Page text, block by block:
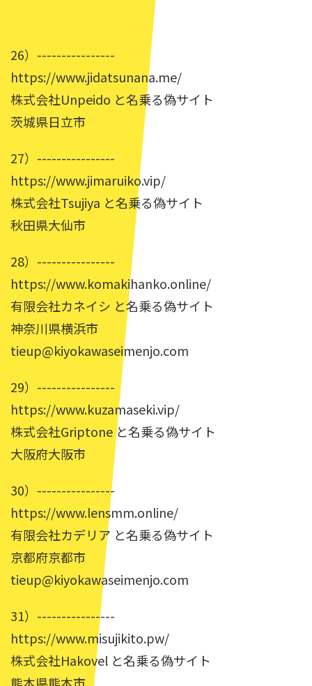
26）----------------
https://www.jidatsunana.me/
株式会社Unpeido と名乗る偽サイト
茨城県日立市
27）----------------
https://www.jimaruiko.vip/
株式会社Tsujiya と名乗る偽サイト
秋田県大仙市
28）----------------
https://www.komakihanko.online/
有限会社カネイシ と名乗る偽サイト
神奈川県横浜市
tieup@kiyokawaseimenjo.com
29）----------------
https://www.kuzamaseki.vip/
株式会社Griptone と名乗る偽サイト
大阪府大阪市
30）----------------
https://www.lensmm.online/
有限会社カデリア と名乗る偽サイト
京都府京都市
tieup@kiyokawaseimenjo.com
31）----------------
https://www.misujikito.pw/
株式会社Hakovel と名乗る偽サイト